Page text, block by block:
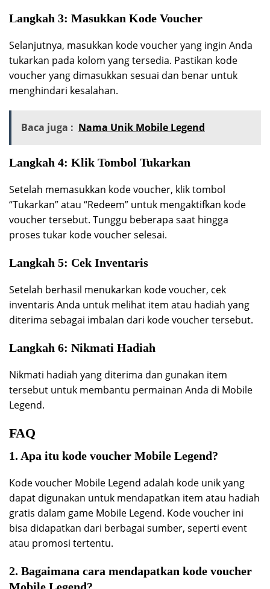
Langkah 3: Masukkan Kode Voucher
Selanjutnya, masukkan kode voucher yang ingin Anda
tukarkan pada kolom yang tersedia. Pastikan kode
voucher yang dimasukkan sesuai dan benar untuk
menghindari kesalahan.
Baca juga : Nama Unik Mobile Legend
Langkah 4: Klik Tombol Tukarkan
Setelah memasukkan kode voucher, klik tombol
“Tukarkan” atau “Redeem” untuk mengaktifkan kode
voucher tersebut. Tunggu beberapa saat hingga
proses tukar kode voucher selesai.
Langkah 5: Cek Inventaris
Setelah berhasil menukarkan kode voucher, cek
inventaris Anda untuk melihat item atau hadiah yang
diterima sebagai imbalan dari kode voucher tersebut.
Langkah 6: Nikmati Hadiah
Nikmati hadiah yang diterima dan gunakan item
tersebut untuk membantu permainan Anda di Mobile
Legend.
FAQ
1. Apa itu kode voucher Mobile Legend?
Kode voucher Mobile Legend adalah kode unik yang
dapat digunakan untuk mendapatkan item atau hadiah
gratis dalam game Mobile Legend. Kode voucher ini
bisa didapatkan dari berbagai sumber, seperti event
atau promosi tertentu.
2. Bagaimana cara mendapatkan kode voucher
Mobile Legend?